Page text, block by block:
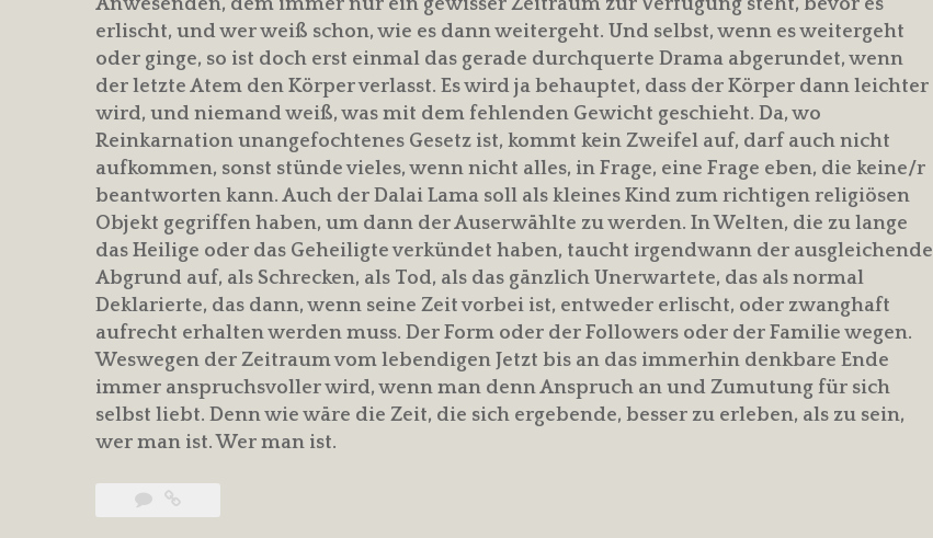
erlischt, und wer weiß schon, wie es dann weitergeht. Und selbst, wenn es weitergeht
oder ginge, so ist doch erst einmal das gerade durchquerte Drama abgerundet, wenn
der letzte Atem den Körper verlasst. Es wird ja behauptet, dass der Körper dann leichter
wird, und niemand weiß, was mit dem fehlenden Gewicht geschieht. Da, wo
Reinkarnation unangefochtenes Gesetz ist, kommt kein Zweifel auf, darf auch nicht
aufkommen, sonst stünde vieles, wenn nicht alles, in Frage, eine Frage eben, die keine/r
beantworten kann. Auch der Dalai Lama soll als kleines Kind zum richtigen religiösen
Objekt gegriffen haben, um dann der Auserwählte zu werden. In Welten, die zu lange
das Heilige oder das Geheiligte verkündet haben, taucht irgendwann der ausgleichende
Abgrund auf, als Schrecken, als Tod, als das gänzlich Unerwartete, das als normal
Deklarierte, das dann, wenn seine Zeit vorbei ist, entweder erlischt, oder zwanghaft
aufrecht erhalten werden muss. Der Form oder der Followers oder der Familie wegen.
Weswegen der Zeitraum vom lebendigen Jetzt bis an das immerhin denkbare Ende
immer anspruchsvoller wird, wenn man denn Anspruch an und Zumutung für sich
selbst liebt. Denn wie wäre die Zeit, die sich ergebende, besser zu erleben, als zu sein,
wer man ist. Wer man ist.